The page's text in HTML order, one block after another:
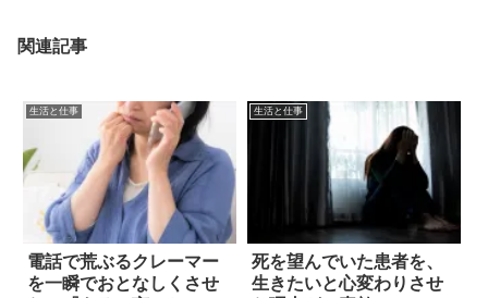
関連記事
生活と仕事
電話で荒ぶるクレーマー
を一瞬でおとなしくさせ
生活と仕事
死を望んでいた患者を、
生きたいと心変わりさせ